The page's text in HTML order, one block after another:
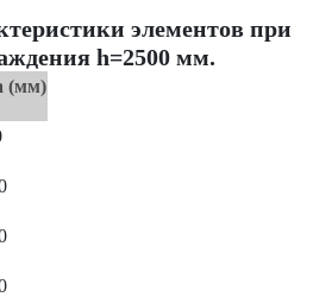
элементов при
h=2500 мм.
(мм)